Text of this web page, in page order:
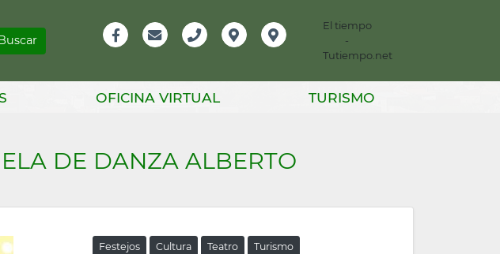
Información
El tiempo
-
Tutiempo.net
OFICINA VIRTUAL TURISMO
DE DANZA ALBERTO
Festejos Cultura Teatro Turismo